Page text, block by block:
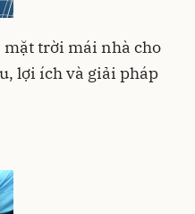
trời mái nhà cho
lợi ích và giải pháp